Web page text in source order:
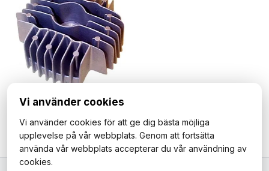
325 kr
Vi använder cookies
Vi använder cookies för att ge dig bästa möjliga
upplevelse på vår webbplats. Genom att fortsätta
använda vår webbplats accepterar du vår användning av
cookies.